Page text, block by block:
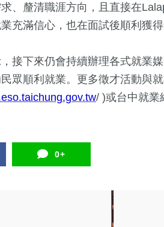
、釐清職涯方向，且直接在
充滿信心，也在面試後順利獲得
接下來仍會持續辦理各式就業
眾順利就業。更多徵才活動與
/ )或台中就業
0+